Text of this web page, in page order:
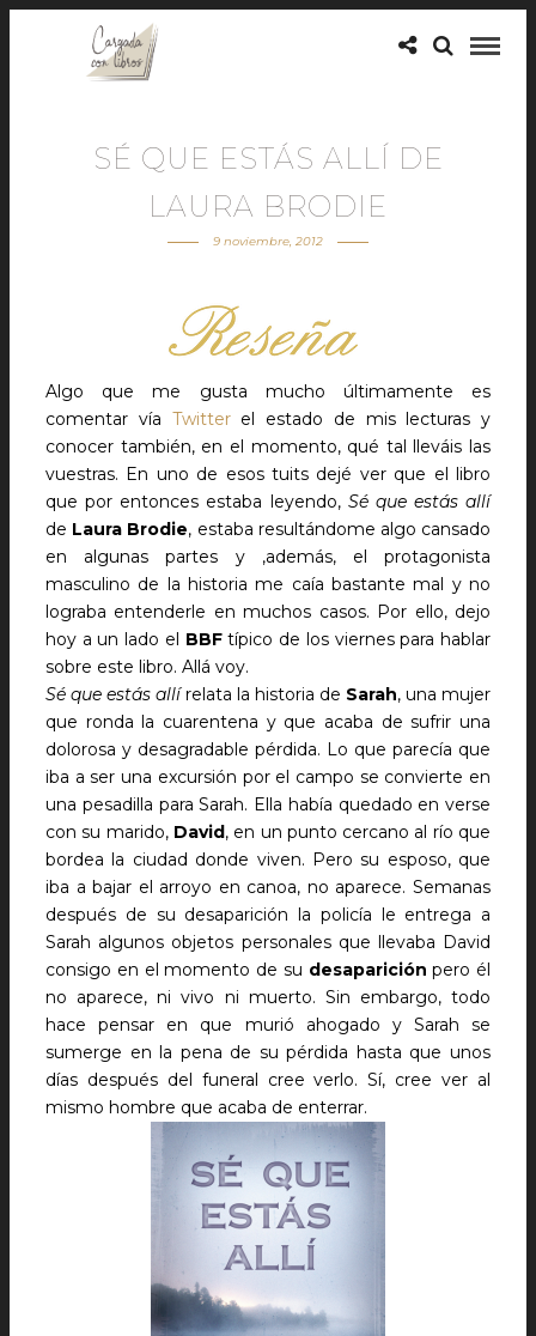
SÉ QUE ESTÁS ALLÍ DE
LAURA BRODIE
9 noviembre, 2012
Algo que me gusta mucho últimamente es
comentar vía Twitterel estado de mis lecturas y
conocer también, en el momento, qué tal lleváis las
vuestras. En uno de esos tuits dejé ver que el libro
que por entonces estaba leyendo, Sé que estás allí
de Laura Brodie, estaba resultándome algo cansado
en algunas partes y ,además, el protagonista
masculino de la historia me caía bastante mal y no
lograba entenderle en muchos casos. Por ello, dejo
hoy a un lado el BBFtípico de los viernes para hablar
sobre este libro. Allá voy.
Sé que estás allírelata la historia de Sarah, una mujer
que ronda la cuarentena y que acaba de sufrir una
dolorosa y desagradable pérdida. Lo que parecía que
iba a ser una excursión por el campo se convierte en
una pesadilla para Sarah. Ella había quedado en verse
con su marido, David, en un punto cercano al río que
bordea la ciudad donde viven. Pero su esposo, que
iba a bajar el arroyo en canoa, no aparece. Semanas
después de su desaparición la policía le entrega a
Sarah algunos objetos personales que llevaba David
consigo en el momento de su desaparición pero él
no aparece, ni vivo ni muerto. Sin embargo, todo
hace pensar en que murió ahogado y Sarah se
sumerge en la pena de su pérdida hasta que unos
días después del funeral cree verlo. Sí, cree ver al
mismo hombre que acaba de enterrar.